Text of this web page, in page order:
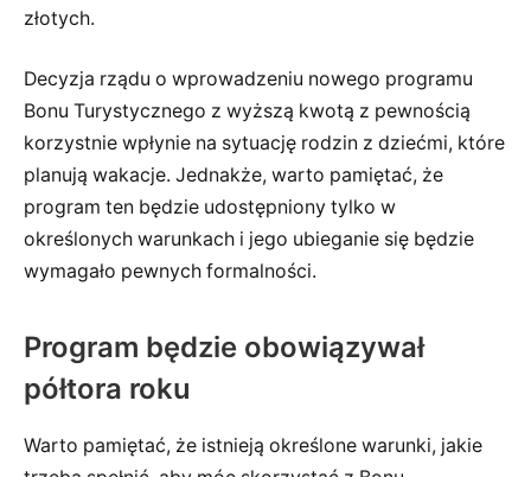
złotych.
Decyzja rządu o wprowadzeniu nowego programu
Bonu Turystycznego z wyższą kwotą z pewnością
korzystnie wpłynie na sytuację rodzin z dziećmi, które
planują wakacje. Jednakże, warto pamiętać, że
program ten będzie udostępniony tylko w
określonych warunkach i jego ubieganie się będzie
wymagało pewnych formalności.
Program będzie obowiązywał
półtora roku
Warto pamiętać, że istnieją określone warunki, jakie